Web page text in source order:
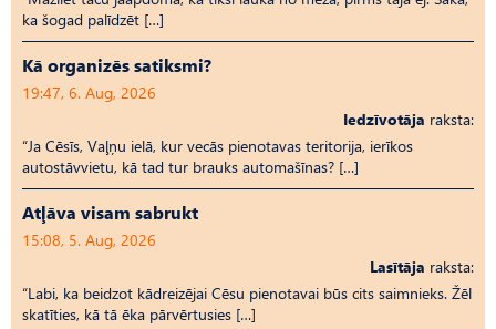
ka šogad palīdzēt […]
Kā organizēs satiksmi?
19:47, 6. Aug, 2026
Iedzīvotāja raksta:
“Ja Cēsīs, Vaļņu ielā, kur vecās pienotavas teritorija, ierīkos
autostāvvietu, kā tad tur brauks automašīnas? […]
Atļāva visam sabrukt
15:08, 5. Aug, 2026
Lasītāja raksta:
“Labi, ka beidzot kādreizējai Cēsu pienotavai būs cits saimnieks. Žēl
skatīties, kā tā ēka pārvērtusies […]